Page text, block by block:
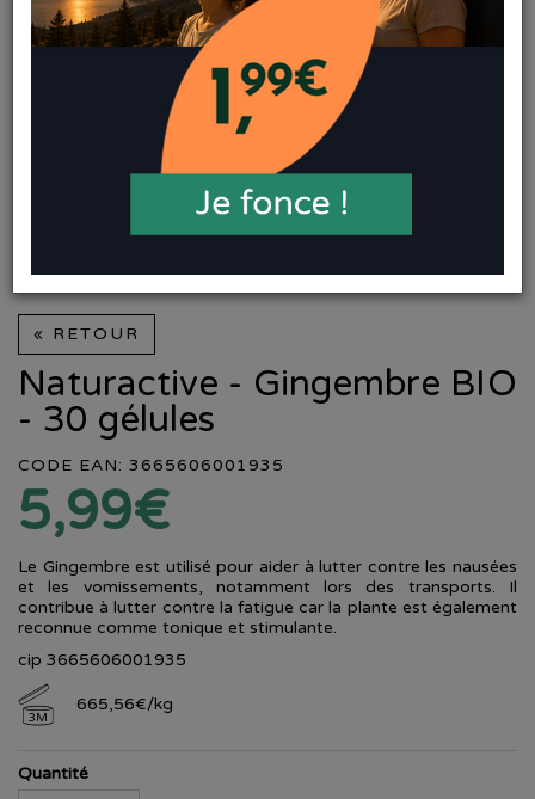
« RETOUR
Naturactive - Gingembre BIO
- 30 gélules
CODE EAN: 3665606001935
5,99€
Le Gingembre est utilisé pour aider à lutter contre les nausées
et les vomissements, notamment lors des transports. Il
contribue à lutter contre la fatigue car la plante est également
reconnue comme tonique et stimulante.
cip 3665606001935
3M
665,56€/kg
Quantité